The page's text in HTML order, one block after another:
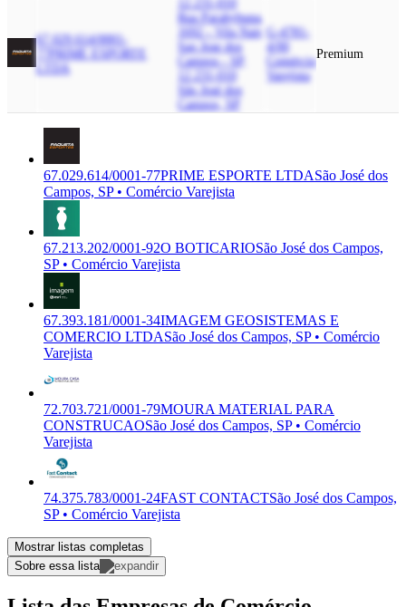
67.029.614/0001-
PRIME ESPORTE
12.231-010
Rua Parahybuna,
1692 - Vila Nair,
Sao Jose dos
Campos - SP,
12.231-010
São José dos
Campos, SP
G-4781-
4/00
Comércio
Varejista
Premium
67.029.614/0001-77PRIME ESPORTE LTDASão José dos
Campos, SP • Comércio Varejista
67.213.202/0001-92O BOTICARIOSão José dos Campos,
SP • Comércio Varejista
67.393.181/0001-34IMAGEM GEOSISTEMAS E
COMERCIO LTDASão José dos Campos, SP • Comércio
Varejista
72.703.721/0001-79MOURA MATERIAL PARA
CONSTRUCAOSão José dos Campos, SP • Comércio
Varejista
74.375.783/0001-24FAST CONTACTSão José dos Campos,
SP • Comércio Varejista
Mostrar listas completas
Sobre essa lista